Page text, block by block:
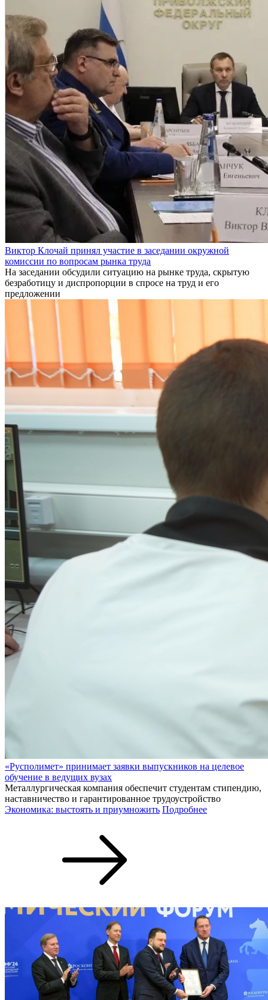
Виктор Клочай принял участие в заседании окружной
комиссии по вопросам рынка труда
На заседании обсудили ситуацию на рынке труда, скрытую
безработицу и диспропорции в спросе на труд и его
предложении
«Русполимет» принимает заявки выпускников на целевое
обучение в ведущих вузах
Металлургическая компания обеспечит студентам стипендию,
наставничество и гарантированное трудоустройство
Экономика: выстоять и приумножить Подробнее